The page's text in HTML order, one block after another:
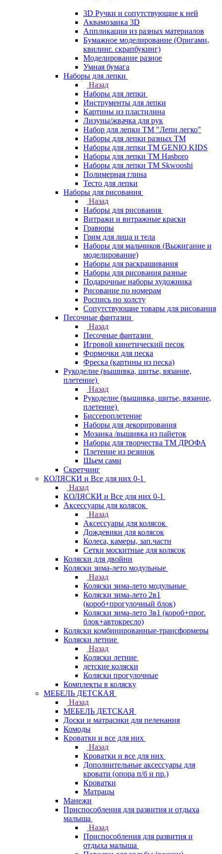
3D Ручки и сопутствующие к ней
Аквамозаика 3D
Аппликации из разных материалов
Бумажное моделирование (Оригами,
квилинг. скрапбукинг)
Моделирование разное
Умная бумага
Наборы для лепки
Назад
Наборы для лепки
Инструменты для лепки
Картины из пластилина
Лизуны/жвачка для рук
Набор для лепки ТМ "Лепи легко"
Наборы для лепки разных ТМ
Наборы для лепки ТМ GENIO KIDS
Наборы для лепки ТМ Hasboro
Наборы для лепки ТМ Skwooshi
Полимерная глина
Тесто для лепки
Наборы для рисования
Назад
Наборы для рисования
Витражи и витражные краски
Гравюры
Грим для лица и тела
Наборы для мальчиков (Выжигание и
моделирование)
Наборы для раскрашивания
Наборы для рисования разные
Подарочные наборы художника
Рисование по номерам
Роспись по холсту
Сопутствующие товары для рисования
Песочные фантазии
Назад
Песочные фантазии
Игровой кинетический песок
Формочки для песка
Фреска (картины из песка)
Рукоделие (вышивка, шитье, вязание,
плетение)
Назад
Рукоделие (вышивка, шитье, вязание,
плетение)
Биссероплетение
Наборы для декорирования
Мозаика /вышивка из пайеток
Наборы для творчества ТМ ДРОФА
Плетение из резинок
Шьем сами
Скретчинг
КОЛЯСКИ и Все для них 0-1
Назад
КОЛЯСКИ и Все для них 0-1
Аксессуары для колясок
Назад
Аксессуары для колясок
Дождевики для колясок
Колеса, камеры, зап.части
Сетки москитные для колясок
Коляски для двойни
Коляски зима-лето модульные
Назад
Коляски зима-лето модульные
Коляски зима-лето 2в1
(короб+прогулочный блок)
Коляски зима-лето 3в1 (короб+прог.
блок+автокресло)
Коляски комбинированные-трансформеры
Коляски летние
Назад
Коляски летние
детские коляски
Коляски прогулочные
Комплекты в коляску
МЕБЕЛЬ ДЕТСКАЯ
Назад
МЕБЕЛЬ ДЕТСКАЯ
Доски и матрасики для пеленания
Комоды
Кроватки и все для них
Назад
Кроватки и все для них
Дополнительные аксессуары для
кровати (опора п/б и пр.)
Кроватки
Матрацы
Манежи
Приспособления для развития и отдыха
малыша
Назад
Приспособления для развития и
отдыха малыша